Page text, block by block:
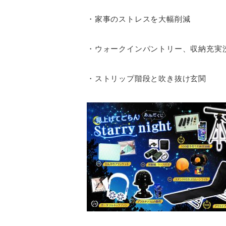
・家事のストレスを大幅削減
・ウォークインパントリー、収納充実
・ストリップ階段と吹き抜け玄関